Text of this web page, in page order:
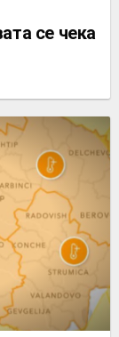
се чека